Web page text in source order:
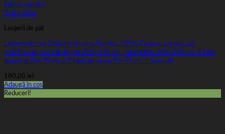
Add to wishlist
Quick View
Lenjerii de pat
Lenjerie de pat Colectia Novara, Bumbac 100%, Damasc satinat, pat
matrimonial, cearsaf de pat 220×240 cm ; husa pilota 200×230 cm; 2 fete
de perna 50×70 cm si 2 fete de perna 75×75 cm ± 5cm, alb
180,00 lei
Adaugă în coș
Reduceri!